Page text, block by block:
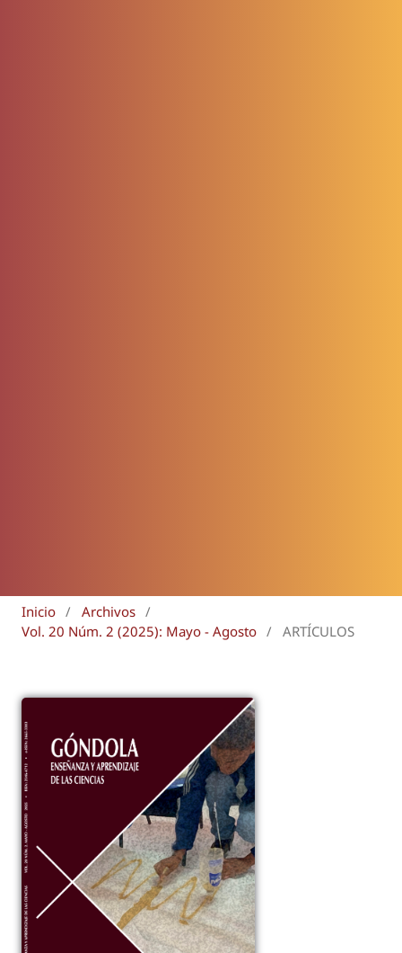
Inicio / Archivos /
Vol. 20 Núm. 2 (2025): Mayo - Agosto / ARTÍCULOS